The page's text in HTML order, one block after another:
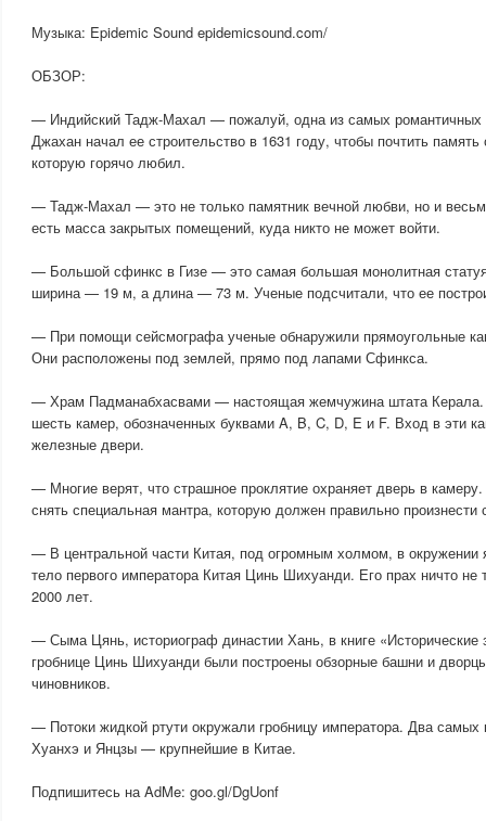
Музыка: Epidemic Sound epidemicsound.com/
ОБЗОР:
— Индийский Тадж-Махал — пожалуй, одна из самых романтичных
Джахан начал ее строительство в 1631 году, чтобы почтить
которую горячо любил.
— Тадж-Махал — это не только памятник вечной любви, но и
есть масса закрытых помещений, куда никто не может войти.
— Большой сфинкс в Гизе — это самая большая монолитная
ширина — 19 м, а длина — 73 м. Ученые подсчитали, что ее
— При помощи сейсмографа ученые обнаружили прямоугольные
Они расположены под землей, прямо под лапами Сфинкса.
— Храм Падманабхасвами — настоящая жемчужина штата Керала.
шесть камер, обозначенных буквами A, B, C, D, E и F. Вход в эти
железные двери.
— Многие верят, что страшное проклятие охраняет дверь в камеру.
снять специальная мантра, которую должен правильно произнести
— В центральной части Китая, под огромным холмом, в окружении
тело первого императора Китая Цинь Шихуанди. Его прах ничто не
2000 лет.
— Сыма Цянь, историограф династии Хань, в книге «Исторические
гробнице Цинь Шихуанди были построены обзорные башни и
чиновников.
— Потоки жидкой ртути окружали гробницу императора. Два самых
Хуанхэ и Янцзы — крупнейшие в Китае.
Подпишитесь на AdMe: goo.gl/DgUonf